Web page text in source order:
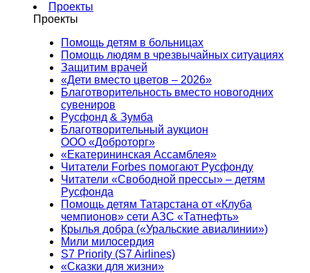
Проекты
Проекты
Помощь детям в больницах
Помощь людям в чрезвычайных ситуациях
Защитим врачей
«Дети вместо цветов – 2026»
Благотворительность вместо новогодних
сувениров
Русфонд & Зумба
Благотворительный аукцион
ООО «Доброторг»
«Екатерининская Ассамблея»
Читатели Forbes помогают Русфонду
Читатели «Свободной прессы» – детям
Русфонда
Помощь детям Татарстана от «Клуба
чемпионов» сети АЗС «Татнефть»
Крылья добра («Уральские авиалинии»)
Мили милосердия
S7 Priority (S7 Airlines)
«Сказки для жизни»